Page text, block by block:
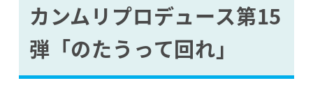
カンムリプロデュース第15
弾「のたうって回れ」